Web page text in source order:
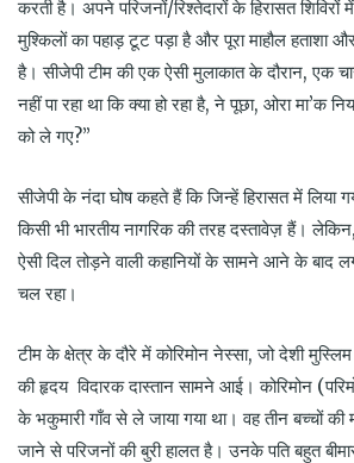
करती है। अपने परिजनों/रिश्तेदारों के हिरासत शिविरों
मुश्किलों का पहाड़ टूट पड़ा है और पूरा माहौल हताशा
है। सीजेपी टीम की एक ऐसी मुलाकात के दौरान, एक
नहीं पा रहा था कि क्या हो रहा है, ने पूछा, ओरा मा’क
को ले गए?”
सीजेपी के नंदा घोष कहते हैं कि जिन्हें हिरासत में लिया
किसी भी भारतीय नागरिक की तरह दस्तावेज़ हैं।
ऐसी दिल तोड़ने वाली कहानियों के सामने आने के बाद
चल रहा।
टीम के क्षेत्र के दौरे में कोरिमोन नेस्सा, जो देशी
की हृदय विदारक दास्तान सामने आई। कोरिमोन
के भकुमारी गाँव से ले जाया गया था। वह तीन बच्चों
जाने से परिजनों की बुरी हालत है। उनके पति बहुत